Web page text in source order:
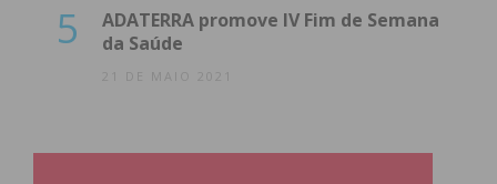
5
ADATERRA promove IV Fim de Semana
da Saúde
21 DE MAIO 2021